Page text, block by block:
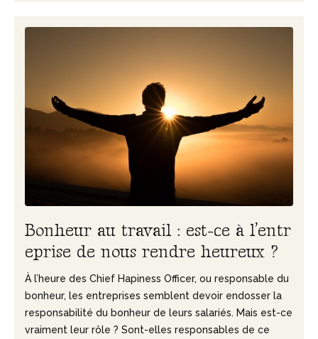
Bonheur au travail : est-ce à l’entr
eprise de nous rendre heureux ?
À l’heure des Chief Hapiness Officer, ou responsable du
bonheur, les entreprises semblent devoir endosser la
responsabilité du bonheur de leurs salariés. Mais est-ce
vraiment leur rôle ? Sont-elles responsables de ce